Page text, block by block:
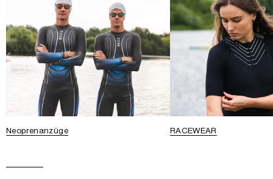
Neoprenanzüge RACEWEAR